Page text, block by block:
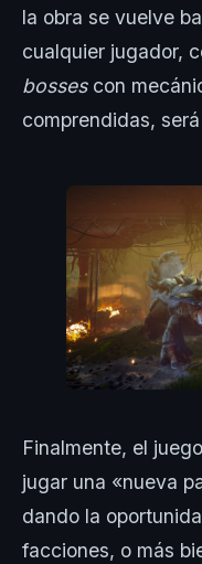
la obra se vuelve
cualquier jugador,
bossescon
comprendidas,
Finalmente, el
jugar una «nueva
dando la
facciones, o más